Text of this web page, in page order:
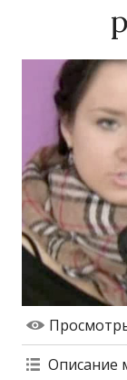
Описание